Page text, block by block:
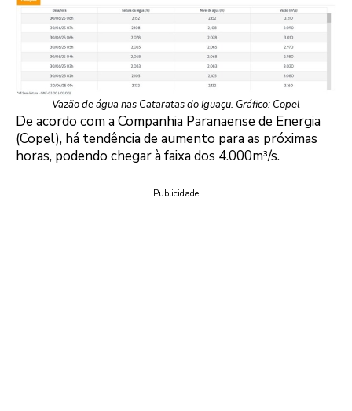
Vazão de água nas Cataratas do Iguaçu. Gráfico: Copel
De acordo com a Companhia Paranaense de Energia
(Copel), há tendência de aumento para as próximas
horas, podendo chegar à faixa dos 4.000m³/s.
Publicidade